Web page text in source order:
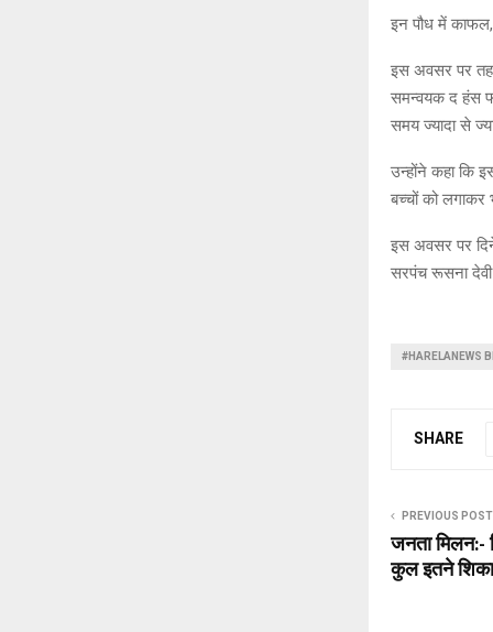
इन पौध में
इस अवसर पर
समन्वयक द हंस
समय ज्यादा से
उन्होंने कहा कि
बच्चों को लगाकर
इस अवसर पर
सरपंच रूसना देवी
#HARELANEWS
SHARE
PREVIOUS POST
जनता मिलन:-
कुल इतने